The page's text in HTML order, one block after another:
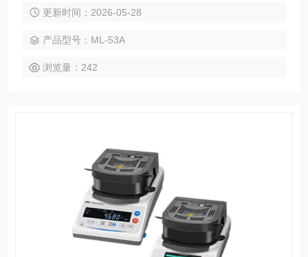
3AT）到经济实惠的背光液晶显示屏型号。 最佳温度搜索 (RsT
更新时间：2026-05-28
产品型号：ML-53A
浏览量：242